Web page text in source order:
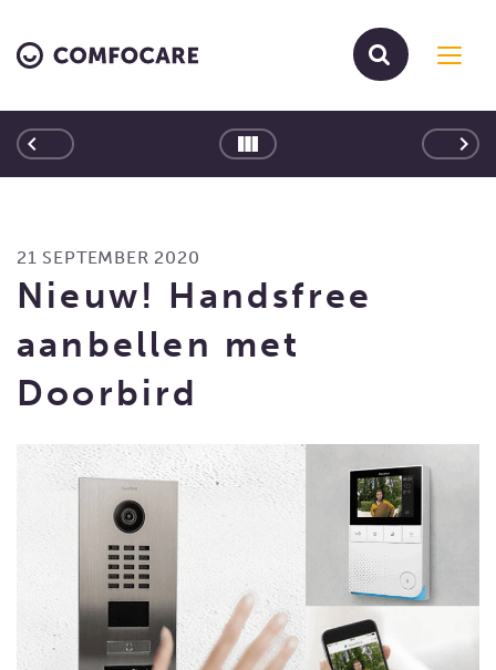
keyboard_arrow_left keyboard_arrow_right
21 SEPTEMBER 2020
Nieuw! Handsfree
aanbellen met
Doorbird